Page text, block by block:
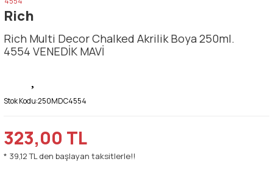
Rich
Rich Multi Decor Chalked Akrilik Boya 250ml.
4554 VENEDİK MAVİ
Stok Kodu:250MDC4554
323,00 TL
* 39,12 TL den başlayan taksitlerle!!